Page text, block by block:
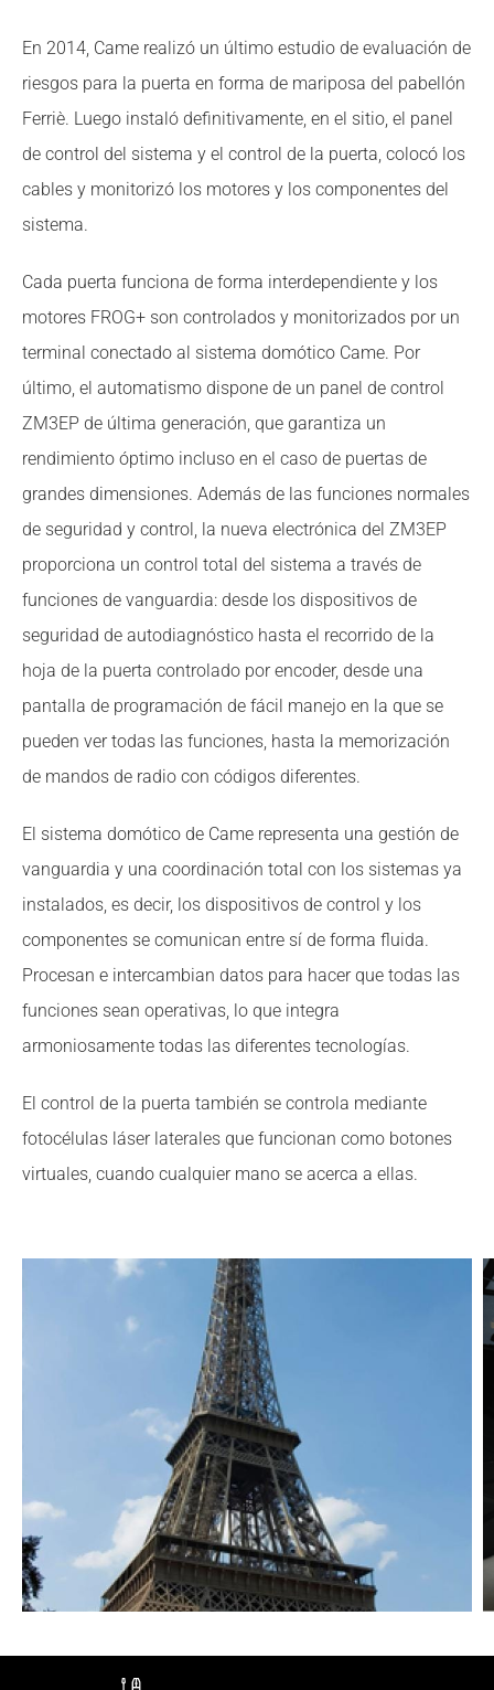
En 2014, Came realizó un último estudio de evaluación de
riesgos para la puerta en forma de mariposa del pabellón
Ferriè. Luego instaló definitivamente, en el sitio, el panel
de control del sistema y el control de la puerta, colocó los
cables y monitorizó los motores y los componentes del
sistema.
Cada puerta funciona de forma interdependiente y los
motores FROG+ son controlados y monitorizados por un
terminal conectado al sistema domótico Came. Por
último, el automatismo dispone de un panel de control
ZM3EP de última generación, que garantiza un
rendimiento óptimo incluso en el caso de puertas de
grandes dimensiones. Además de las funciones normales
de seguridad y control, la nueva electrónica del ZM3EP
proporciona un control total del sistema a través de
funciones de vanguardia: desde los dispositivos de
seguridad de autodiagnóstico hasta el recorrido de la
hoja de la puerta controlado por encoder, desde una
pantalla de programación de fácil manejo en la que se
pueden ver todas las funciones, hasta la memorización
de mandos de radio con códigos diferentes.
El sistema domótico de Came representa una gestión de
vanguardia y una coordinación total con los sistemas ya
instalados, es decir, los dispositivos de control y los
componentes se comunican entre sí de forma fluida.
Procesan e intercambian datos para hacer que todas las
funciones sean operativas, lo que integra
armoniosamente todas las diferentes tecnologías.
El control de la puerta también se controla mediante
fotocélulas láser laterales que funcionan como botones
virtuales, cuando cualquier mano se acerca a ellas.